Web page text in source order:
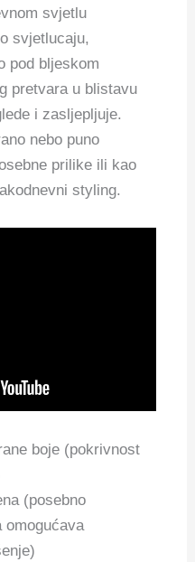
svjetlu
svjetlucaju,
pod bljeskom
pretvara u blistavu
i zasljepljuje.
nebo puno
prilike ili kao
styling.
boje (pokrivnost
(posebno
omogućava